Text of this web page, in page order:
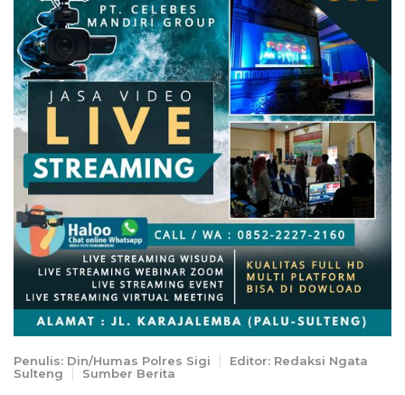
Penulis: Din/Humas Polres Sigi
Editor: Redaksi Ngata
Sulteng
Sumber Berita